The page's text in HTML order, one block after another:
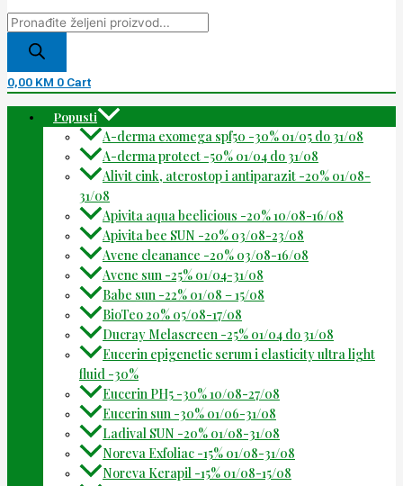
0,00 KM 0 Cart
Popusti
A-derma exomega spf50 -30% 01/05 do 31/08
A-derma protect -50% 01/04 do 31/08
Alivit cink, aterostop i antiparazit -20% 01/08-
31/08
Apivita aqua beelicious -20% 10/08-16/08
Apivita bee SUN -20% 03/08-23/08
Avene cleanance -20% 03/08-16/08
Avene sun -25% 01/04-31/08
Babe sun -22% 01/08 – 15/08
BioTeo 20% 05/08-17/08
Ducray Melascreen -25% 01/04 do 31/08
Eucerin epigenetic serum i elasticity ultra light
fluid -30%
Eucerin PH5 -30% 10/08-27/08
Eucerin sun -30% 01/06-31/08
Ladival SUN -20% 01/08-31/08
Noreva Exfoliac -15% 01/08-31/08
Noreva Kerapil -15% 01/08-15/08